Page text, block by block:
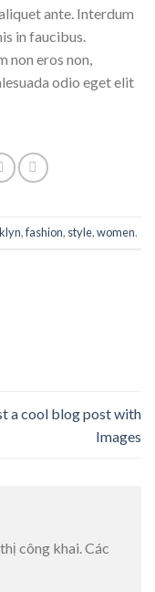
ante. Interdum
in faucibus.
non eros non,
odio eget elit
,fashion, style,women.
a cool blog post with
Images
công khai.Các